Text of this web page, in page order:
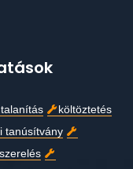
költöztetés
tanúsítvány